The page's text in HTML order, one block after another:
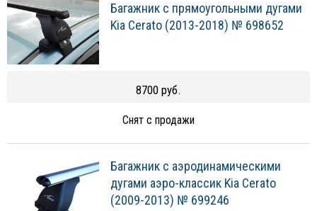
Багажник с прямоугольными дугами
Kia Cerato (2013-2018) № 698652
8700 руб.
Снят с продажи
Багажник с аэродинамическими
дугами аэро-классик Kia Cerato
(2009-2013) № 699246